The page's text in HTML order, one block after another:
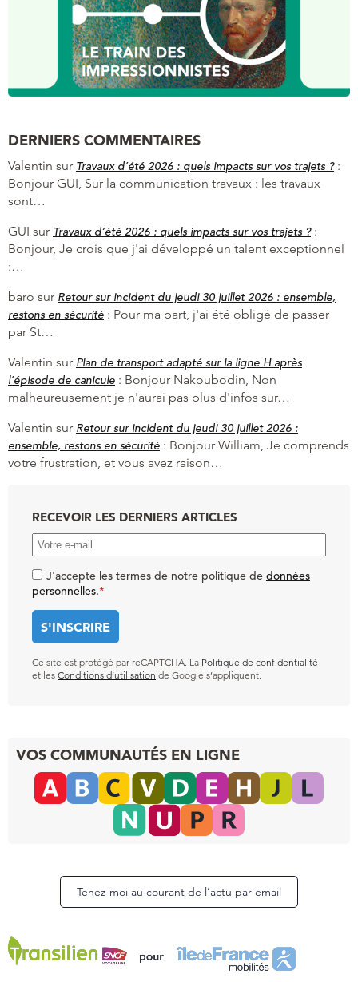
DERNIERS COMMENTAIRES
Valentin sur Travaux d’été 2026 : quels impacts sur vos trajets ?:
Bonjour GUI, Sur la communication travaux : les travaux
sont…
GUI sur Travaux d’été 2026 : quels impacts sur vos trajets ?:
Bonjour, Je crois que j'ai développé un talent exceptionnel
:…
baro sur Retour sur incident du jeudi 30 juillet 2026 : ensemble,
restons en sécurité : Pour ma part, j'ai été obligé de passer
par St…
Valentin sur Plan de transport adapté sur la ligne H après
l’épisode de canicule : Bonjour Nakoubodin, Non
malheureusement je n'aurai pas plus d'infos sur…
Valentin sur Retour sur incident du jeudi 30 juillet 2026 :
ensemble, restons en sécurité : Bonjour William, Je comprends
votre frustration, et vous avez raison…
RECEVOIR LES DERNIERS ARTICLES
J'accepte les termes de notre politique de données
personnelles.*
Ce site est protégé par reCAPTCHA. La Politique de confidentialité
et les Conditions d’utilisation de Google s’appliquent.
VOS COMMUNAUTÉS EN LIGNE
Tenez-moi au courant de l’actu par email